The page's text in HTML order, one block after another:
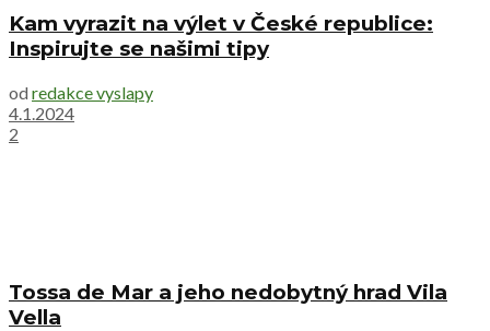
Kam vyrazit na výlet v České republice:
Inspirujte se našimi tipy
od redakce vyslapy
4.1.2024
2
Tossa de Mar a jeho nedobytný hrad Vila
Vella